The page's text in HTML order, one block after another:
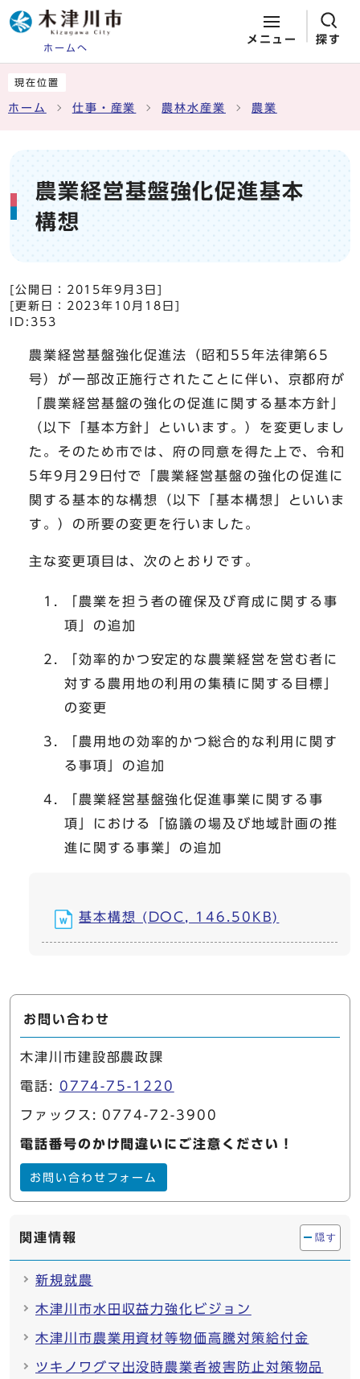
ホームへ
メニュー 探す
現在位置
ホーム 仕事・産業 農林水産業 農業
農業経営基盤強化促進基本
構想
[公開日： 2015年9月3日
[更新日： 2023年10月18日
ID:353
農業経営基盤強化促進法（昭和55年法律第65
号）が一部改正施行されたことに伴い、京都府が
「農業経営基盤の強化の促進に関する基本方針」
（以下「基本方針」といいます。）を変更しまし
た。そのため市では、府の同意を得た上で、令和
5年9月29日付で「農業経営基盤の強化の促進に
関する基本的な構想（以下「基本構想」といいま
す。）の所要の変更を行いました。
主な変更項目は、次のとおりです。
「農業を担う者の確保及び育成に関する事
項」の追加
「効率的かつ安定的な農業経営を営む者に
対する農用地の利用の集積に関する目標」
の変更
「農用地の効率的かつ総合的な利用に関す
る事項」の追加
「農業経営基盤強化促進事業に関する事
項」における「協議の場及び地域計画の推
進に関する事業」の追加
基本構想 (DOC, 146.50KB)
お問い合わせ
木津川市建設部農政課
電話: 0774-75-1220
ファックス: 0774-72-3900
電話番号のかけ間違いにご注意ください！
お問い合わせフォーム
関連情報 隠す
新規就農
木津川市水田収益力強化ビジョン
木津川市農業用資材等物価高騰対策給付金
ツキノワグマ出没時農業者被害防止対策物品